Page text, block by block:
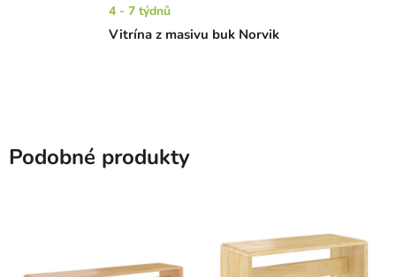
Vitrína z masivu buk Norvik
4 - 7 týdnů
Podobné produkty